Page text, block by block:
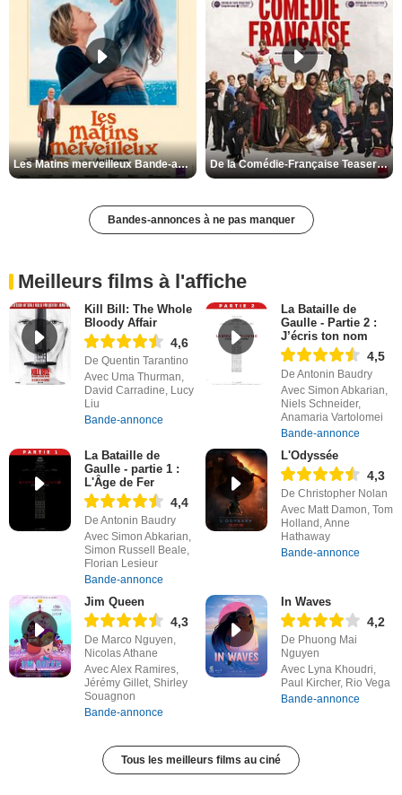
Les Matins merveilleux Bande-annonce VF De la Comédie-Française Teaser VF
Bandes-annonces à ne pas manquer
Meilleurs films à l'affiche
Kill Bill: The Whole
Bloody Affair
4,6
De Quentin Tarantino
Avec Uma Thurman,
David Carradine, Lucy
Liu
Bande-annonce
La Bataille de
Gaulle - Partie 2 :
J’écris ton nom
4,5
De Antonin Baudry
Avec Simon Abkarian,
Niels Schneider,
Anamaria Vartolomei
Bande-annonce
La Bataille de
Gaulle - partie 1 :
L'Âge de Fer
4,4
De Antonin Baudry
Avec Simon Abkarian,
Simon Russell Beale,
Florian Lesieur
Bande-annonce
L'Odyssée
4,3
De Christopher Nolan
Avec Matt Damon, Tom
Holland, Anne
Hathaway
Bande-annonce
Jim Queen
4,3
De Marco Nguyen,
Nicolas Athane
Avec Alex Ramires,
Jérémy Gillet, Shirley
Souagnon
Bande-annonce
In Waves
4,2
De Phuong Mai
Nguyen
Avec Lyna Khoudri,
Paul Kircher, Rio Vega
Bande-annonce
Tous les meilleurs films au ciné